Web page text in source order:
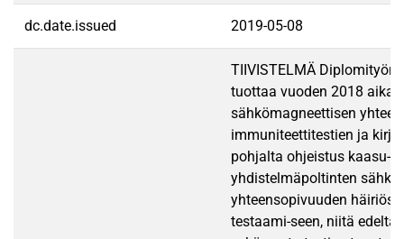
dc.date.issued 2019-05-08
TIIVISTELMÄ Diplomityön
tuottaa vuoden 2018
sähkömagneettisen
immuniteettitestien ja
pohjalta ohjeistus kaasu-
yhdistelmäpoltinten
yhteensopivuuden
testaami-seen, niitä